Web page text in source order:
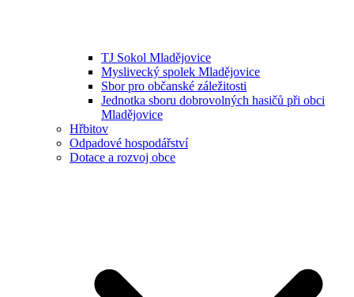
TJ Sokol Mladějovice
Myslivecký spolek Mladějovice
Sbor pro občanské záležitosti
Jednotka sboru dobrovolných hasičů při obci
Mladějovice
Hřbitov
Odpadové hospodářství
Dotace a rozvoj obce